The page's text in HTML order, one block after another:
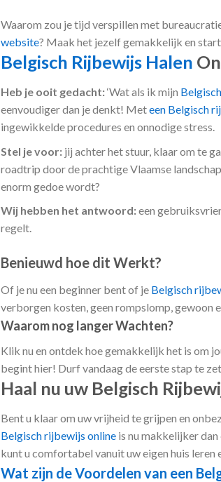
Waarom zou je tijd verspillen met
website? Maak het jezelf gemakkelijk en
Belgisch Rijbewijs Halen
Heb je ooit gedacht:‘Wat als ik mijn
eenvoudiger dan je denkt! Meteen Belgisch
ingewikkelde procedures en onnodige stress.
Stel je voor: jij achter het stuur, klaar om te
roadtrip door de prachtige Vlaamse
enorm gedoe wordt?
Wij hebben het antwoord:een
regelt.
Benieuwd hoe dit Werkt?
Of je nu een beginner bent of je Belgisch
verborgen kosten, geen rompslomp, gewoon
Waarom nog langer Wachten?
Klik nu en ontdek hoe gemakkelijk het is om
begint hier! Durf vandaag de eerste stap te
Haal nu uw Belgisch
Bent u klaar om uw vrijheid te grijpen en
Belgisch rijbewijs online is nu makkelijker
kunt u comfortabel vanuit uw eigen huis leren
Wat zijn de Voordelen van een